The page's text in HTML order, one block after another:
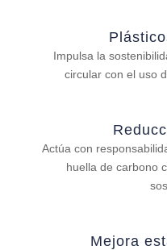
Impulsa la
circular con el uso
Actúa con
huella de carbono
Mejora